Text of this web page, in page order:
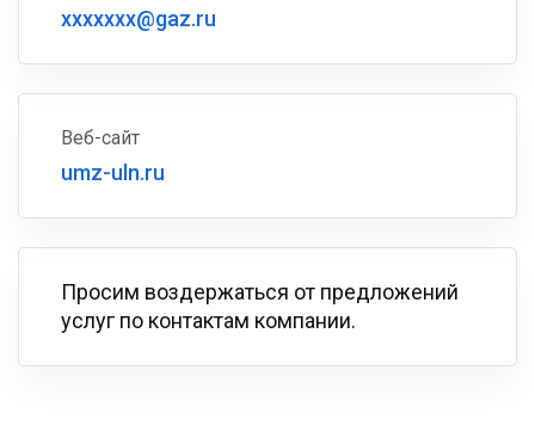
xxxxxxx@gaz.ru
Веб-сайт
umz-uln.ru
Просим воздержаться от предложений
услуг по контактам компании.